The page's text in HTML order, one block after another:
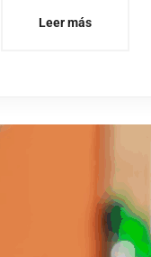
Leer más